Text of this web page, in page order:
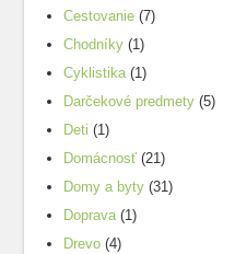
Cestovanie (7)
Chodníky (1)
Cyklistika(1)
Darčekové predmety (5)
Deti (1)
Domácnosť (21)
Domy a byty (31)
Doprava(1)
Drevo (4)